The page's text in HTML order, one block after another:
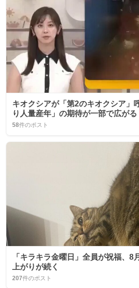
キオクシアが「第2のキオクシア
り人量産年」の期待が一部で広がる
58件のポスト
「キラキラ金曜日」全員が祝福、8
上がりが続く
207件のポスト